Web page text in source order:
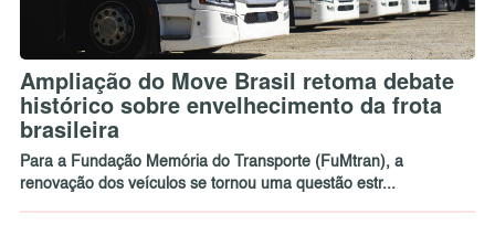
Ampliação do Move Brasil retoma debate
histórico sobre envelhecimento da frota
brasileira
Para a Fundação Memória do Transporte (FuMtran), a
renovação dos veículos se tornou uma questão estr...